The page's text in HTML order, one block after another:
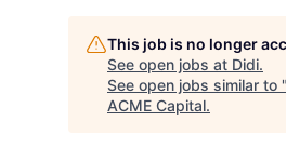
This job is no longer
See open jobs at Didi.
See open jobs similar to "
ACME Capital.